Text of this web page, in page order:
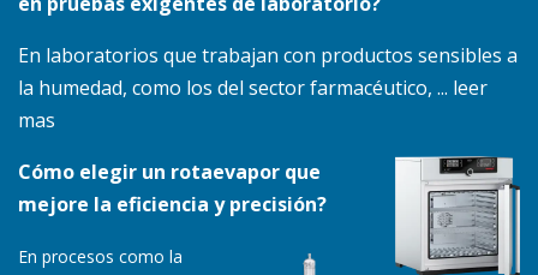
En laboratorios que trabajan con productos sensibles a
la humedad, como los del sector farmacéutico, ... leer
mas
Cómo elegir un rotaevapor que
mejore la eficiencia y precisión?
En procesos como la